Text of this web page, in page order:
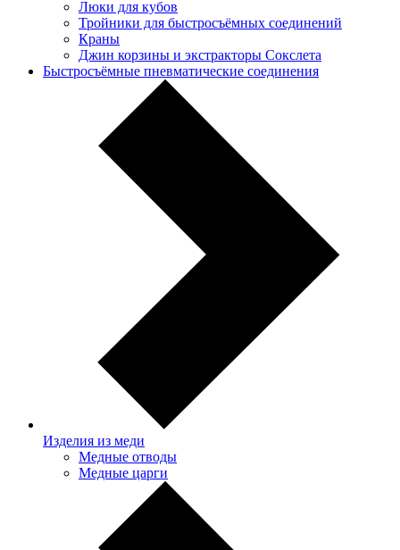
Люки для кубов
Тройники для быстросъёмных соединений
Краны
Джин корзины и экстракторы Сокслета
Быстросъёмные пневматические соединения
Изделия из меди
Медные отводы
Медные царги